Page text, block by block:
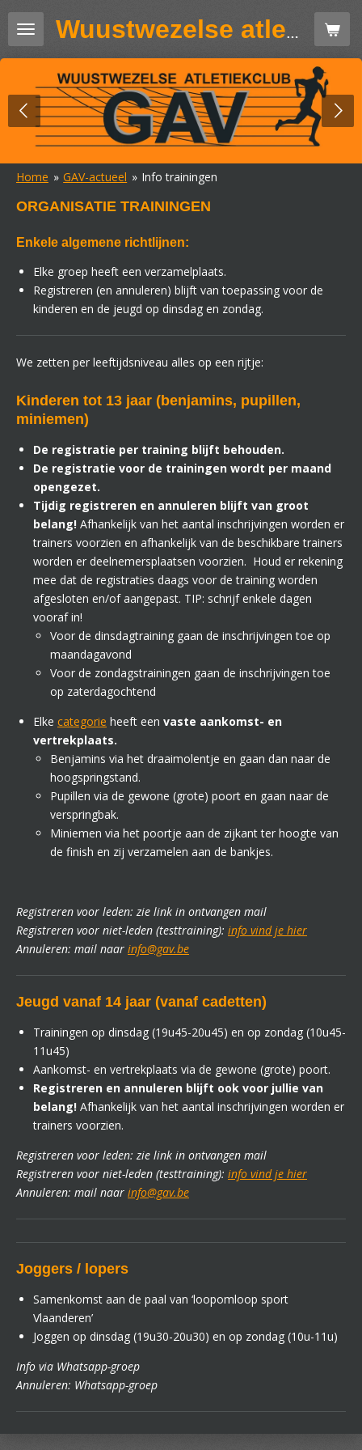
Ga
direct
hoofdinhoud
Wuustwezelse atletiekclub GAV
Home » GAV-actueel » Info trainingen
ORGANISATIE TRAININGEN
Enkele algemene richtlijnen:
Elke groep heeft een verzamelplaats.
Registreren (en annuleren) blijft van toepassing voor de
kinderen en de jeugd op dinsdag en zondag.
We zetten per leeftijdsniveau alles op een rijtje:
Kinderen tot 13 jaar (benjamins, pupillen,
miniemen)
De registratie per training blijft behouden.
De registratie voor de trainingen wordt per maand
opengezet.
Tijdig registreren en annuleren blijft van groot
belang! Afhankelijk van het aantal inschrijvingen worden er
trainers voorzien en afhankelijk van de beschikbare trainers
worden er deelnemersplaatsen voorzien. Houd er rekening
mee dat de registraties daags voor de training worden
afgesloten en/of aangepast. TIP: schrijf enkele dagen
vooraf in!
Voor de dinsdagtraining gaan de inschrijvingen toe op
maandagavond
Voor de zondagstrainingen gaan de inschrijvingen toe
op zaterdagochtend
Elke categorie heeft een vaste aankomst- en
vertrekplaats.
Benjamins via het draaimolentje en gaan dan naar de
hoogspringstand.
Pupillen via de gewone (grote) poort en gaan naar de
verspringbak.
Miniemen via het poortje aan de zijkant ter hoogte van
de finish en zij verzamelen aan de bankjes.
Registreren voor leden: zie link in ontvangen mail
Registreren voor niet-leden (testtraining): info vind je hier
Annuleren: mail naar info@gav.be
Jeugd vanaf 14 jaar (vanaf cadetten)
Trainingen op dinsdag (19u45-20u45) en op zondag (10u45-
11u45)
Aankomst- en vertrekplaats via de gewone (grote) poort.
Registreren en annuleren blijft ook voor jullie van
belang! Afhankelijk van het aantal inschrijvingen worden er
trainers voorzien.
Registreren voor leden: zie link in ontvangen mail
Registreren voor niet-leden (testtraining): info vind je hier
Annuleren: mail naar info@gav.be
Joggers / lopers
Samenkomst aan de paal van ‘loopomloop sport
Vlaanderen’
Joggen op dinsdag (19u30-20u30) en op zondag (10u-11u)
Info via Whatsapp-groep
Annuleren: Whatsapp-groep